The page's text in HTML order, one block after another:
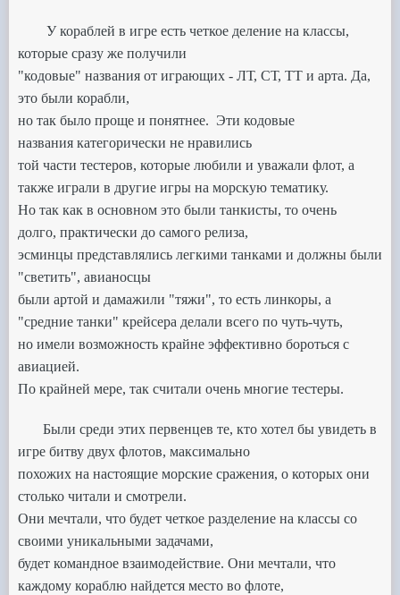
У кораблей в игре есть четкое деление на классы,
которые сразу же получили
"кодовые" названия от играющих - ЛТ, СТ, ТТ и арта. Да,
это были корабли,
но так было проще и понятнее. Эти кодовые
названия категорически не нравились
той части тестеров, которые любили и уважали флот, а
также играли в другие игры на морскую тематику.
Но так как в основном это были танкисты, то очень
долго, практически до самого релиза,
эсминцы представлялись легкими танками и должны были
"светить", авианосцы
были артой и дамажили "тяжи", то есть линкоры, а
"средние танки" крейсера делали всего по чуть-чуть,
но имели возможность крайне эффективно бороться с
авиацией.
По крайней мере, так считали очень многие тестеры.
Были среди этих первенцев те, кто хотел бы увидеть в
игре битву двух флотов, максимально
похожих на настоящие морские сражения, о которых они
столько читали и смотрели.
Они мечтали, что будет четкое разделение на классы со
своими уникальными задачами,
будет командное взаимодействие. Они мечтали, что
каждому кораблю найдется место во флоте,